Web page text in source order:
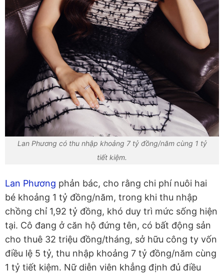
Lan Phương có thu nhập khoảng 7 tỷ đồng/năm cùng 1 tỷ
tiết kiệm.
Lan Phương phản bác, cho rằng chi phí nuôi hai
bé khoảng 1 tỷ đồng/năm, trong khi thu nhập
chồng chỉ 1,92 tỷ đồng, khó duy trì mức sống hiện
tại. Cô đang ở căn hộ đứng tên, có bất động sản
cho thuê 32 triệu đồng/tháng, sở hữu công ty vốn
điều lệ 5 tỷ, thu nhập khoảng 7 tỷ đồng/năm cùng
1 tỷ tiết kiệm. Nữ diễn viên khẳng định đủ điều